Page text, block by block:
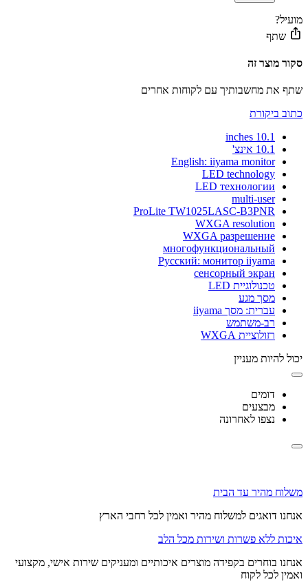
מועיל?
שתף
סקור מוצר זה
שתף את מחשבותיך עם לקוחות אחרים
כתוב ביקורת
10.1 inches
10.1 אינצ'
English: iiyama monitor
LED technology
LED технологии
multi-user
ProLite TW1025LASC-B3PNR
WXGA resolution
WXGA разрешение
многофункциональный
Русский: монитор iiyama
сенсорный экран
טכנולוגיית LED
מסך מגע
עברית: מסך iiyama
רב-משתמש
רזולוציית WXGA
יכול להיות מעניין
דומים
מבצעים
נצפו לאחרונה
משלוח מהיר עד הבית
אנחנו דואגים למשלוח מהיר ואמין לכל רחבי הארץ
איכות ללא פשרות ושירות מכל הלב
אנחנו בוחרים בקפידה מוצרים איכותיים ומעניקים שירות אישי, מקצועי
ואמין לכל לקוח